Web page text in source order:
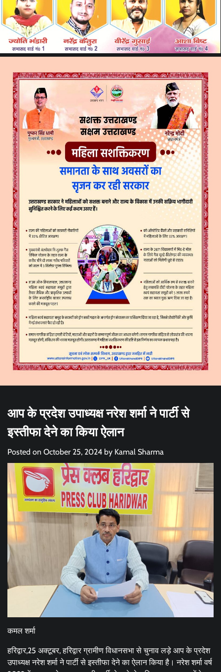
आप के प्रदेश उपाध्यक्ष नरेश शर्मा ने पार्टी से
इस्तीफा देने का किया ऐलान
Posted on October 25, 2024 by Kamal Sharma
कमल शर्मा
हरिद्वार,25 अक्टूबर, हरिद्वार ग्रामीण विधानसभा से चुनाव लड़े आप के प्रदेश
उपाध्यक्ष नरेश शर्मा ने पार्टी से इस्तीफा देने का ऐलान किया है। नरेश शर्मा वर्ष